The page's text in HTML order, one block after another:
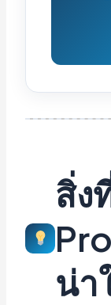
สิ่ง
น่า